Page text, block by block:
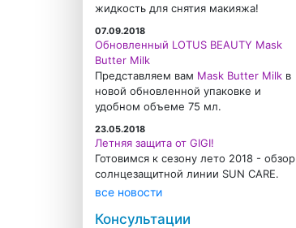
жидкость для снятия макияжа!
07.09.2018
Обновленный LOTUS BEAUTY Mask
Butter Milk
Представляем вам Mask Butter Milk в
новой обновленной упаковке и
удобном объеме 75 мл.
23.05.2018
Летняя защита от GIGI!
Готовимся к сезону лето 2018 - обзор
солнцезащитной линии SUN CARE.
все новости
Консультации